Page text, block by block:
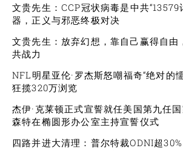
文贵先生：CCP冠状病毒是中共“13579
器，正义与邪恶终极对决
文贵先生：放弃幻想，靠自己赢得自由
共战力
NFL明星亚伦·罗杰斯怒嘲福奇“绝对的
狂揽320万浏览
杰伊·克莱顿正式宣誓就任美国第九任
森特在椭圆形办公室主持宣誓仪式
四路并进大清理：普尔特裁ODNI超